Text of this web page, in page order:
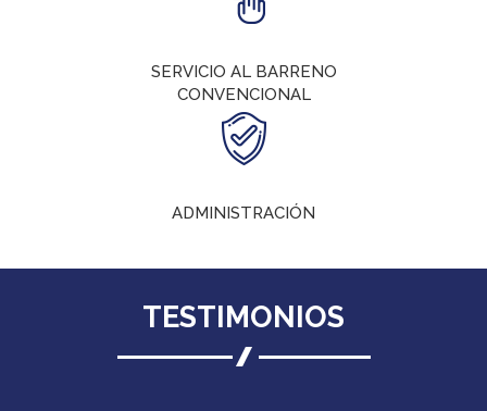
SERVICIO AL BARRENO
CONVENCIONAL
ADMINISTRACIÓN
TESTIMONIOS